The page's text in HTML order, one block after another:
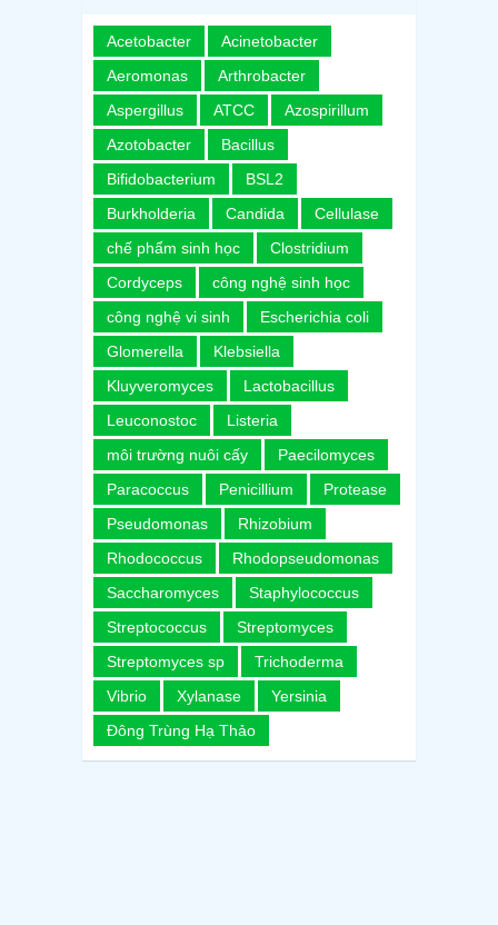
Acetobacter
Acinetobacter
Aeromonas
Arthrobacter
Aspergillus
ATCC
Azospirillum
Azotobacter
Bacillus
Bifidobacterium
BSL2
Burkholderia
Candida
Cellulase
chế phẩm sinh học
Clostridium
Cordyceps
công nghệ sinh học
công nghệ vi sinh
Escherichia coli
Glomerella
Klebsiella
Kluyveromyces
Lactobacillus
Leuconostoc
Listeria
môi trường nuôi cấy
Paecilomyces
Paracoccus
Penicillium
Protease
Pseudomonas
Rhizobium
Rhodococcus
Rhodopseudomonas
Saccharomyces
Staphylococcus
Streptococcus
Streptomyces
Streptomyces sp
Trichoderma
Vibrio
Xylanase
Yersinia
Đông Trùng Hạ Thảo